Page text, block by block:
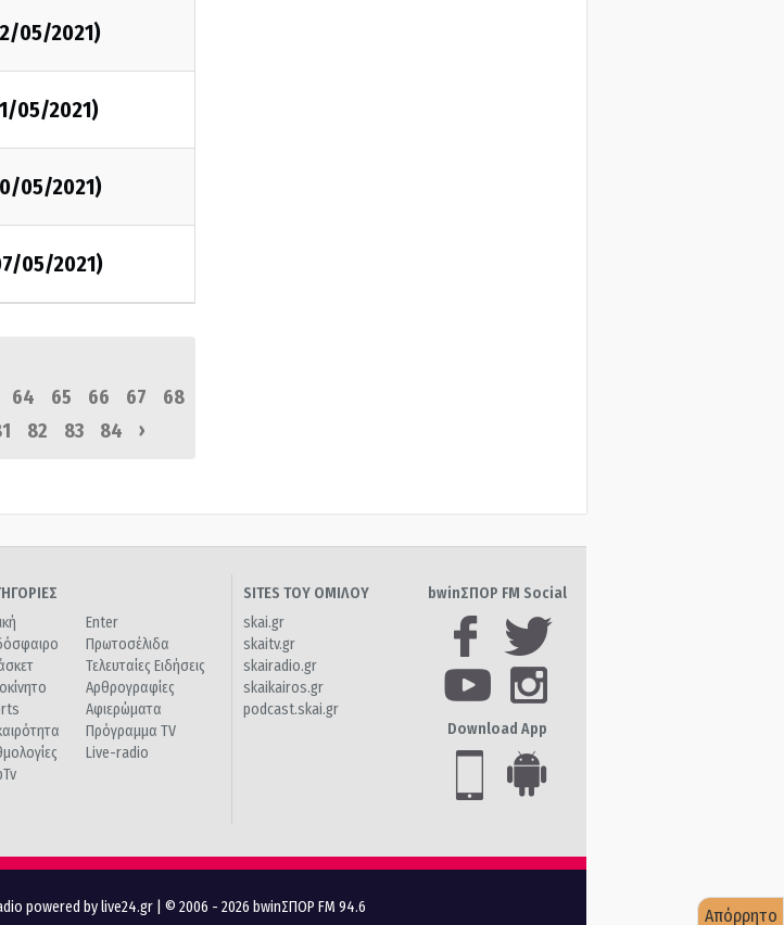
05/2021)
05/2021)
05/2021)
05/2021)
64 65 66 67
68
82 83 84 ›
Enter
Πρωτοσέλιδα
Τελευταίες Ειδήσεις
Αρθρογραφίες
Αφιερώματα
Πρόγραμμα TV
Live-radio
SITES ΤΟΥ ΟΜΙΛΟΥ
skai.gr
skaitv.gr
skairadio.gr
skaikairos.gr
podcast.skai.gr
bwinΣΠΟΡ FM Social
Download App
powered by live24.gr | © 2006 - 2026 bwinΣΠΟΡ FM 94.6 Απόρρητο